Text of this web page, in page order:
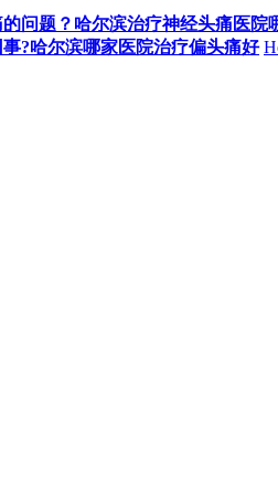
问题？哈尔滨治疗神经头痛医院
?哈尔滨哪家医院治疗偏头痛好